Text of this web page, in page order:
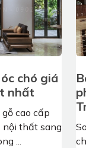
chó giá
nhất
cao cấp
nội thất sang
...